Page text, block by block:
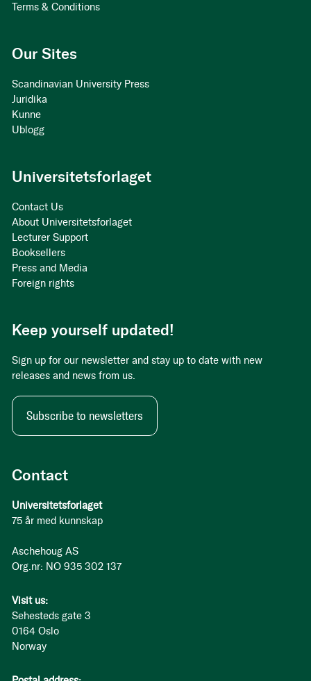
Contact
Universitetsforlaget
75 år med kunnskap
Aschehoug AS
Org.nr: NO 935 302 137
Visit us:
Sehesteds gate 3
0164 Oslo
Norway
Terms & Conditions
Our Sites
Scandinavian University Press
Juridika
Kunne
Ublogg
Universitetsforlaget
Contact Us
About Universitetsforlaget
Lecturer Support
Booksellers
Press and Media
Foreign rights
Keep yourself updated!
Sign up for our newsletter and stay up to date with new
releases and news from us.
Subscribe to newsletters